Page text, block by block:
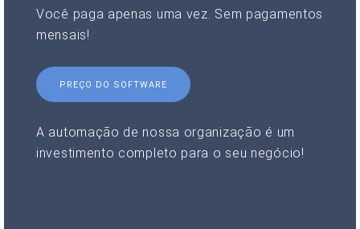
Você paga apenas uma vez. Sem pagamentos
mensais!
PREÇO DO SOFTWARE
A automação de nossa organização é um
investimento completo para o seu negócio!